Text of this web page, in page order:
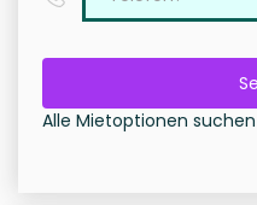
Alle Mietoptionen